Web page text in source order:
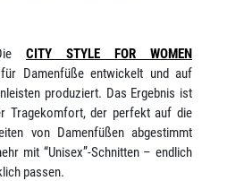
CITY STYLE FOR WOMEN
Damenfüße entwickelt und auf
produziert. Das Ergebnis ist
Tragekomfort, der perfekt auf die
von Damenfüßen abgestimmt
mit “Unisex”-Schnitten – endlich
passen.